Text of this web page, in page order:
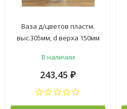
Ваза д/цветов пластм.
выс.305мм, d верха 150мм
(ЗПИ "Альтернатива") *1/15
В наличии
243,45 ₽